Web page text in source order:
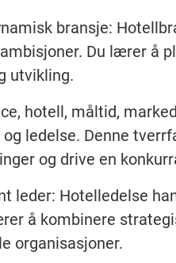
bransje:
Du lærer å
utvikling.
hotell, måltid,
ledelse. Denne
og drive en
leder: Hotelledelse
å kombinere
organisasjoner.